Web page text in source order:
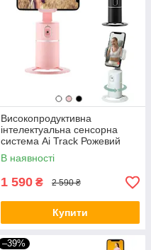
Високопродуктивна
інтелектуальна сенсорна
система Ai Track Рожевий
BIO
В наявності
1 590 ₴ 2 590 ₴
Купити
–39%